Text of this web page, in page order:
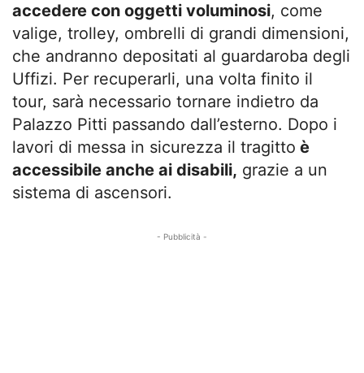
accedere con oggetti voluminosi, come
valige, trolley, ombrelli di grandi dimensioni,
che andranno depositati al guardaroba degli
Uffizi. Per recuperarli, una volta finito il
tour, sarà necessario tornare indietro da
Palazzo Pitti passando dall’esterno. Dopo i
lavori di messa in sicurezza il tragitto è
accessibile anche ai disabili, grazie a un
sistema di ascensori.
- Pubblicità -